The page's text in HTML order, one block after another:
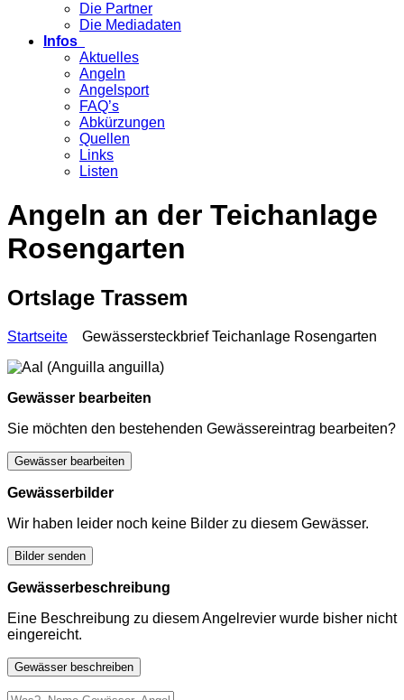
Die Partner
Die Mediadaten
Infos
Aktuelles
Angeln
Angelsport
FAQ’s
Abkürzungen
Quellen
Links
Listen
Angeln an der Teichanlage
Rosengarten
Ortslage Trassem
Startseite Gewässersteckbrief Teichanlage Rosengarten
Gewässer bearbeiten
Sie möchten den bestehenden Gewässereintrag bearbeiten?
Gewässer bearbeiten
Gewässerbilder
Wir haben leider noch keine Bilder zu diesem Gewässer.
Bilder senden
Gewässerbeschreibung
Eine Beschreibung zu diesem Angelrevier wurde bisher nicht
eingereicht.
Gewässer beschreiben